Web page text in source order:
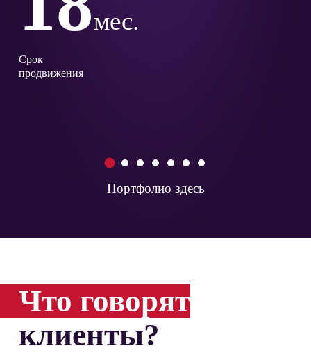
мес.
Срок
продвижения
1 2 3 4 5 6 7
Портфолио здесь
Что говорят
клиенты?